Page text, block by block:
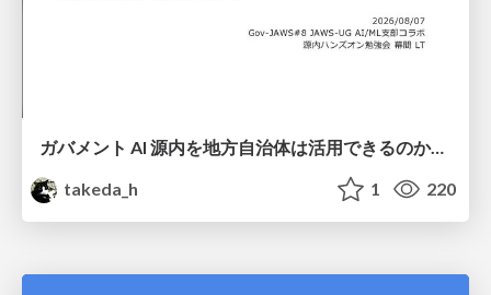
ガバメント AI 源内を地方自治体は活用できるのか 可能性と課題、期待について
takeda_h
1 220